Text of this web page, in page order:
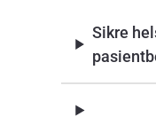
Sikre